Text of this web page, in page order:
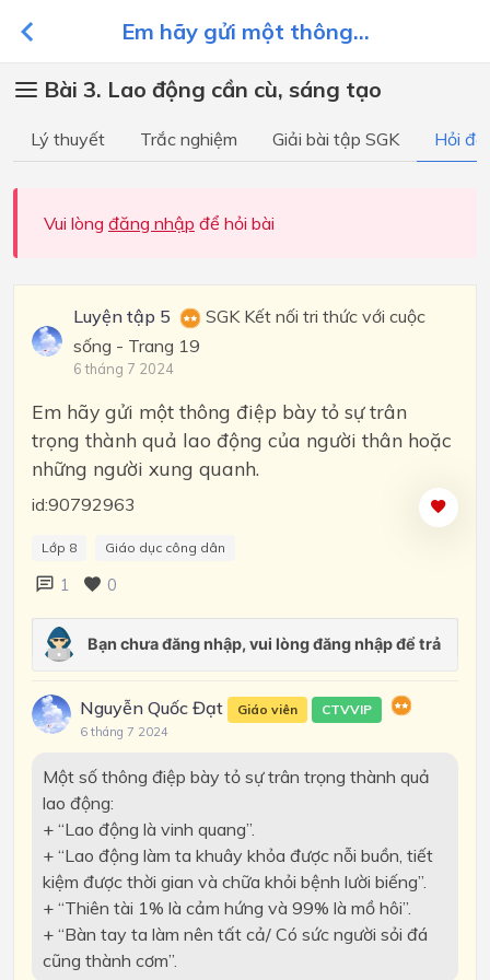
Em hãy gửi một thông...
Bài 3. Lao động cần cù, sáng tạo
Lý thuyết Trắc nghiệm Giải bài tập SGK Hỏi
Vui lòng đăng nhập để hỏi bài
Luyện tập 5
SGK Kết nối tri thức với cuộc
sống - Trang 19
6 tháng 7 2024
Em hãy gửi một thông điệp bày tỏ sự trân
trọng thành quả lao động của người thân hoặc
những người xung quanh.
id:90792963
Lớp 8 Giáo dục công dân
1 0
Nguyễn Quốc Đạt Giáo viên CTVVIP
6 tháng 7 2024
Một số thông điệp bày tỏ sự trân trọng thành quả
lao động:
+ “Lao động là vinh quang”.
+ “Lao động làm ta khuây khỏa được nỗi buồn, tiết
kiệm được thời gian và chữa khỏi bệnh lười biếng”.
+ “Thiên tài 1% là cảm hứng và 99% là mồ hôi”.
+ “Bàn tay ta làm nên tất cả/ Có sức người sỏi đá
cũng thành cơm”.